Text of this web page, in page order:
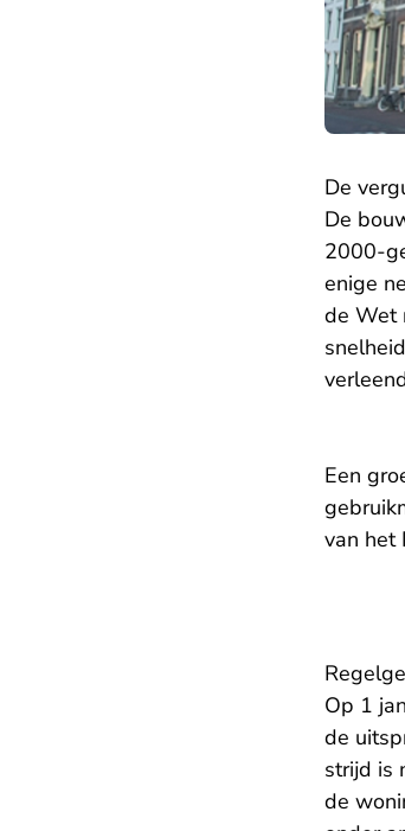
De
De
2000-
enige
de Wet
Een
van het
Op 1
de
strijd is
de